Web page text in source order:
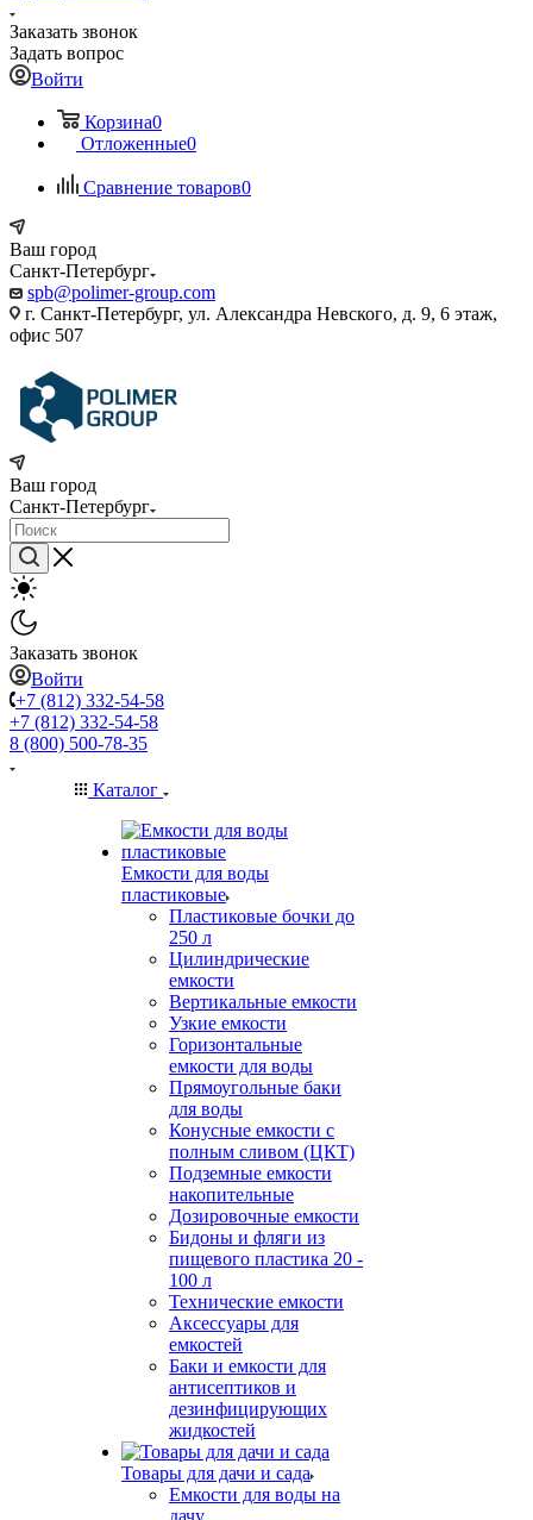
Заказать звонок
Задать вопрос
Войти
Корзина0
Отложенные0
Сравнение товаров0
Ваш город
Санкт-Петербург
spb@polimer-group.com
г. Санкт-Петербург, ул. Александра Невского, д. 9, 6 этаж,
офис 507
Ваш город
Санкт-Петербург
Заказать звонок
Войти
+7 (812) 332-54-58
+7 (812) 332-54-58
8 (800) 500-78-35
Каталог
Емкости для воды
пластиковые
Пластиковые бочки до
250 л
Цилиндрические
емкости
Вертикальные емкости
Узкие емкости
Горизонтальные
емкости для воды
Прямоугольные баки
для воды
Конусные емкости с
полным сливом (ЦКТ)
Подземные емкости
накопительные
Дозировочные емкости
Бидоны и фляги из
пищевого пластика 20 -
100 л
Технические емкости
Аксессуары для
емкостей
Баки и емкости для
антисептиков и
дезинфицирующих
жидкостей
Товары для дачи и сада
Емкости для воды на
дачу